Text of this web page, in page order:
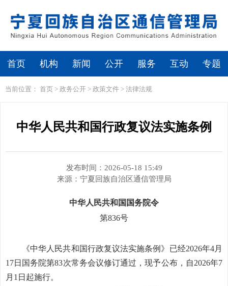
首页 机构 新闻 公开 服务 互动 专题
当前位置： 首页 > 政务公开 > 政策文件 > 法律法规
中华人民共和国行政复议法实施条例
发布时间：2026-05-18 15:49
来源： 宁夏回族自治区通信管理局
中华人民共和国国务院令
第836号
《中华人民共和国行政复议法实施条例》已经2026年4月
17日国务院第83次常务会议修订通过，现予公布，自2026年7
月1日起施行。